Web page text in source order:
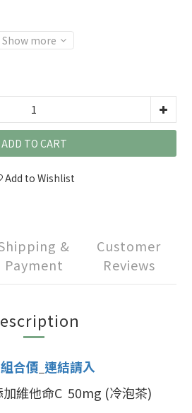
Show more
ADD TO CART
Add to Wishlist
&
Payment
Customer
Reviews
合價 連結請入
加維他命C 50mg (冷泡茶)